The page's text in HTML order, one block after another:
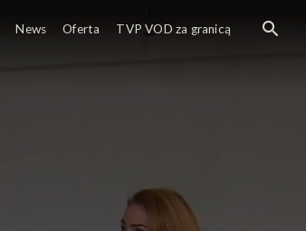
News Oferta TVP VOD za granicą